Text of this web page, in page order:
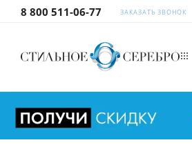
8 800 511-06-77 ЗАКАЗАТЬ ЗВОНОК